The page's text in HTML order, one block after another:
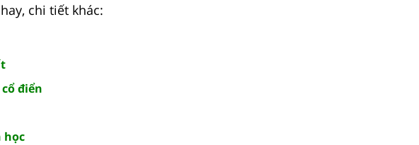
chi tiết khác:
điển
học